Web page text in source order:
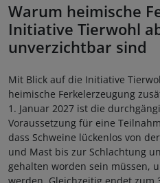
Warum heimische
Initiative Tierwohl
unverzichtbar sind
Mit Blick auf die Initiative
heimische Ferkelerzeugung
1. Januar 2027 ist die
Voraussetzung für eine
dass Schweine lückenlos von
und Mast bis zur Schlachtung
gehalten worden sein müssen,